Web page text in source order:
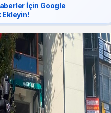
İçin Google